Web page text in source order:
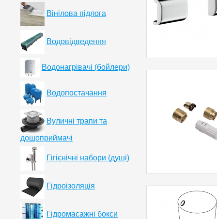
Вінілова підлога
Водовідведення
Водонагрівачі (бойлери)
Водопостачання
Вуличні трапи та
дощоприймачі
Гігієнічні набори (душі)
Гідроізоляція
Гідромасажні бокси